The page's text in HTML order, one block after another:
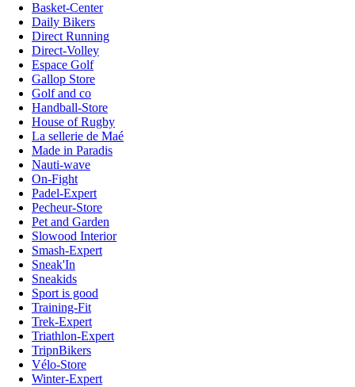
Basket-Center
Daily Bikers
Direct Running
Direct-Volley
Espace Golf
Gallop Store
Golf and co
Handball-Store
House of Rugby
La sellerie de Maé
Made in Paradis
Nauti-wave
On-Fight
Padel-Expert
Pecheur-Store
Pet and Garden
Slowood Interior
Smash-Expert
Sneak'In
Sneakids
Sport is good
Training-Fit
Trek-Expert
Triathlon-Expert
TripnBikers
Vélo-Store
Winter-Expert